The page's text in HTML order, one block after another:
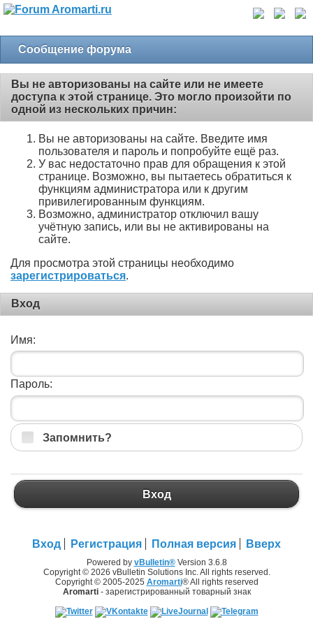
Сообщение форума
Вы не авторизованы на сайте или не имеете
доступа к этой странице. Это могло произойти по
одной из нескольких причин:
Вы не авторизованы на сайте. Введите имя
пользователя и пароль и попробуйте ещё раз.
У вас недостаточно прав для обращения к этой
странице. Возможно, вы пытаетесь обратиться к
функциям администратора или к другим
привилегированным функциям.
Возможно, администратор отключил вашу
учётную запись, или вы не активированы на
сайте.
Для просмотра этой страницы необходимо
зарегистрироваться.
Вход
Имя:
Пароль:
Запомнить?
Вход
Вход Регистрация Полная версия Вверх
Powered by vBulletin®Version 3.6.8
Copyright © 2026 vBulletin Solutions Inc. All rights reserved.
Copyright © 2005-2025 Aromarti® All rights reserved
Aromarti- зарегистрированный товарный знак